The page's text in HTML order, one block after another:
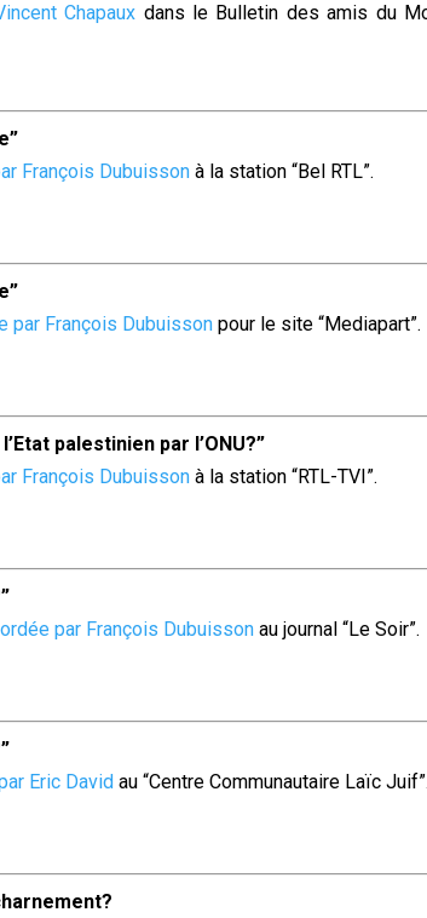
Chapaux dans le Bulletin des amis du
François Dubuisson à la station “Bel RTL”.
par François Dubuisson pour le site “Mediapart”.
palestinien par l’ONU?”
François Dubuisson à la station “RTL-TVI”.
par François Dubuisson au journal “Le Soir”.
Eric David au “Centre Communautaire Laïc